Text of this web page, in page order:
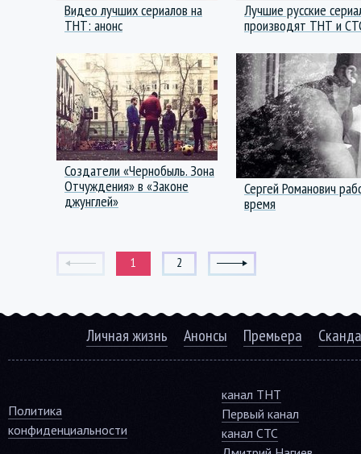
Видео лучших сериалов на
ТНТ: анонс
Лучшие русские
производят ТНТ и
Создатели «Чернобыль. Зона
Отчуждения» в «Законе
джунглей»
Сергей Романович
время
1 2
Личная жизнь Анонсы Премьера
Политика
конфиденциальности
канал ТНТ
Первый канал
канал СТС